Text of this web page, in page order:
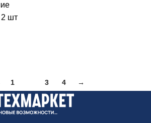
2 шт
1 3 4 →